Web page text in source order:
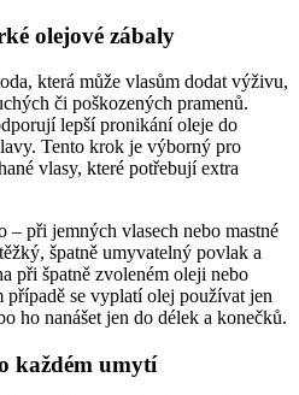
olejové zábaly
která může vlasům dodat výživu,
či poškozených pramenů.
lepší pronikání oleje do
Tento krok je výborný pro
vlasy, které potřebují extra
při jemných vlasech nebo mastné
špatně umyvatelný povlak a
při špatně zvoleném oleji nebo
se vyplatí olej používat jen
ho nanášet jen do délek a konečků.
každém umytí